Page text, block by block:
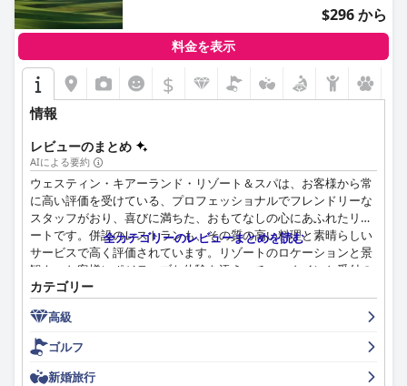
$296 から
料金を表示
$
情報
レビューのまとめ
AIによる要約
ウェスティン・キアーランド・リゾート＆スパは、お客様から常
に高い評価を受けている、プロフェッショナルでフレンドリーな
スタッフがおり、喜びに満ちた、おもてなしの心にあふれたリゾ
ートです。併設のレストランも、その質の高い料理と素晴らしい
サービスで高く評価されています。リゾートのロケーションと景
観も、お客様にポジティブな体験を添え、チェックインと受付の
スタッフは、親切で歓迎的です。いくつかの否定的なレビューで
は、無愛想で友好的でないスタッフについて言及されています
が、これらのコメントは特異なものであり、大多数のお客様は肯
定的な体験をしています。リゾートは概して肯定的なレビューを
受けており、特に家族連れは旅行を楽しんでおり、コネクティン
グルームの利便性を高く評価しています。いくつかの否定的なレ
全カテゴリーのレビューまとめを読む
カテゴリー
高級
ゴルフ
新婚旅行